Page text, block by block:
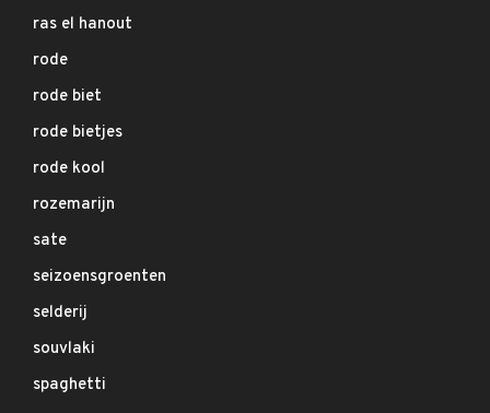
ras el hanout
rode
rode biet
rode bietjes
rode kool
rozemarijn
sate
seizoensgroenten
selderij
souvlaki
spaghetti